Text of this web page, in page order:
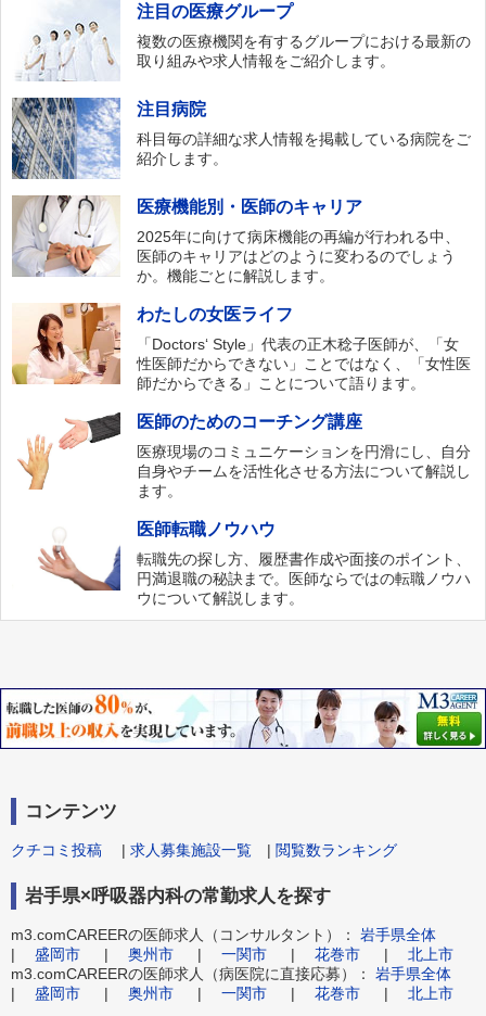
注目の医療グループ
複数の医療機関を有するグループにおける最新の
取り組みや求人情報をご紹介します。
注目病院
科目毎の詳細な求人情報を掲載している病院をご
紹介します。
医療機能別・医師のキャリア
2025年に向けて病床機能の再編が行われる中、
医師のキャリアはどのように変わるのでしょう
か。機能ごとに解説します。
わたしの女医ライフ
「Doctors‘ Style」代表の正木稔子医師が、「女
性医師だからできない」ことではなく、「女性医
師だからできる」ことについて語ります。
医師のためのコーチング講座
医療現場のコミュニケーションを円滑にし、自分
自身やチームを活性化させる方法について解説し
ます。
医師転職ノウハウ
転職先の探し方、履歴書作成や面接のポイント、
円満退職の秘訣まで。医師ならではの転職ノウハ
ウについて解説します。
コンテンツ
クチコミ投稿 | 求人募集施設一覧 | 閲覧数ランキング
岩手県×呼吸器内科の常勤求人を探す
m3.comCAREERの医師求人（コンサルタント）： 岩手県全体
| 盛岡市 | 奥州市 | 一関市 | 花巻市 | 北上市
m3.comCAREERの医師求人（病医院に直接応募）： 岩手県全体
| 盛岡市 | 奥州市 | 一関市 | 花巻市 | 北上市